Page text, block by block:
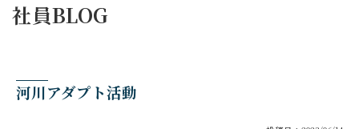
社員BLOG
河川アダプト活動